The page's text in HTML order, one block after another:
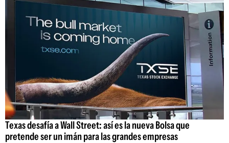
Texas desafía a Wall Street: así es la nueva Bolsa que
pretende ser un imán para las grandes empresas